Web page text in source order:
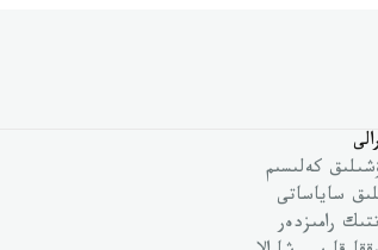
كەلىسىم
ساياساتى
رامىزدەر